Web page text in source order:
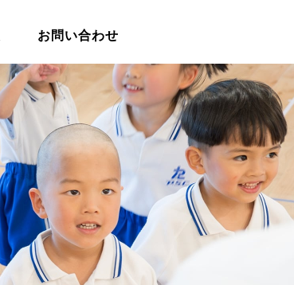
お問い合わせ